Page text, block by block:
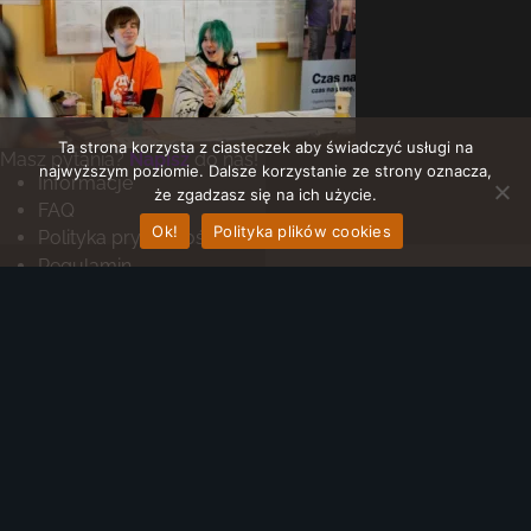
Masz pytania?Napiszdo nas!
Informacje
FAQ
Polityka prywatności
Regulamin
Ta strona korzysta z ciasteczek aby świadczyć usługi na
najwyższym poziomie. Dalsze korzystanie ze strony oznacza,
że zgadzasz się na ich użycie.
Ok!
Polityka plików cookies